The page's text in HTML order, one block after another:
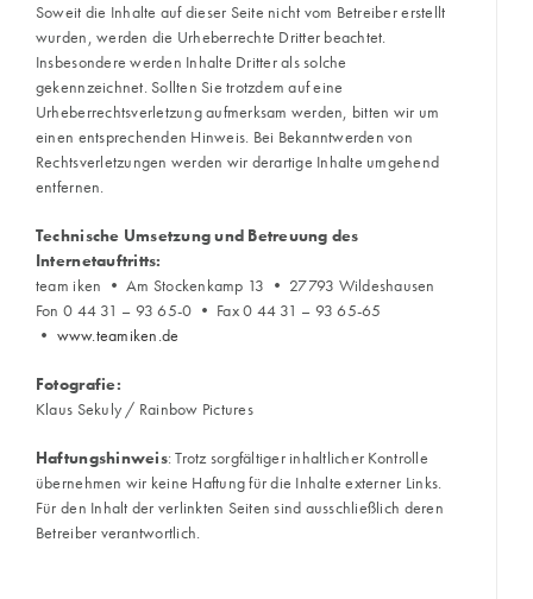
Soweit die Inhalte auf dieser Seite nicht vom Betreiber erstellt
wurden, werden die Urheberrechte Dritter beachtet.
Insbesondere werden Inhalte Dritter als solche
gekennzeichnet. Sollten Sie trotzdem auf eine
Urheberrechtsverletzung aufmerksam werden, bitten wir um
einen entsprechenden Hinweis. Bei Bekanntwerden von
Rechtsverletzungen werden wir derartige Inhalte umgehend
entfernen.
Technische Umsetzung und Betreuung des
Internetauftritts:
team iken • Am Stockenkamp 13 • 27793 Wildeshausen
Fon 0 44 31 – 93 65-0 • Fax 0 44 31 – 93 65-65
• www.teamiken.de
Fotografie:
Klaus Sekuly / Rainbow Pictures
Haftungshinweis: Trotz sorgfältiger inhaltlicher Kontrolle
übernehmen wir keine Haftung für die Inhalte externer Links.
Für den Inhalt der verlinkten Seiten sind ausschließlich deren
Betreiber verantwortlich.